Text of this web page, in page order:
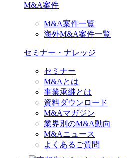
M&A案件
M&A案件一覧
海外M&A案件一覧
セミナー・ナレッジ
セミナー
M&Aとは
事業承継とは
資料ダウンロード
M&Aマガジン
業界別のM&A動向
M&Aニュース
よくあるご質問